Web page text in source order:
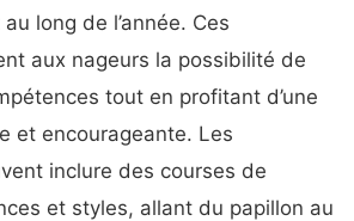
long de l’année. Ces
aux nageurs la possibilité de
tout en profitant d’une
et encourageante. Les
inclure des courses de
et styles, allant du papillon au